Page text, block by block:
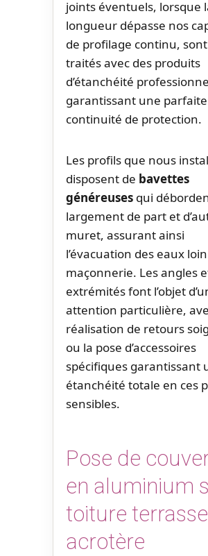
joints éventuels, lorsque
longueur dépasse nos
de profilage continu, sont
traités avec des produits
d’étanchéité
garantissant une parfaite
continuité de protection.
Les profils que nous
disposent de bavettes
généreuses qui
largement de part et
muret, assurant ainsi
l’évacuation des eaux
maçonnerie. Les angles
extrémités font l’objet
attention particulière,
réalisation de retours
ou la pose d’accessoires
spécifiques garantissant
étanchéité totale en ces
sensibles.
Pose de
en aluminium
toiture
acrotère